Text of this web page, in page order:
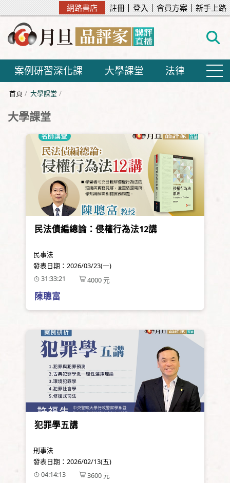
網路書店 註冊 登入 會員方案 新手上路
案例研習深化課 大學課堂 法律
首頁 大學課堂
大學課堂
民法債編總論：侵權行為法12講
民事法
發表日期：2026/03/23(一)
31:33:21
4000元
陳聰富
犯罪學五講
刑事法
發表日期：2026/02/13(五)
04:14:13
3600元